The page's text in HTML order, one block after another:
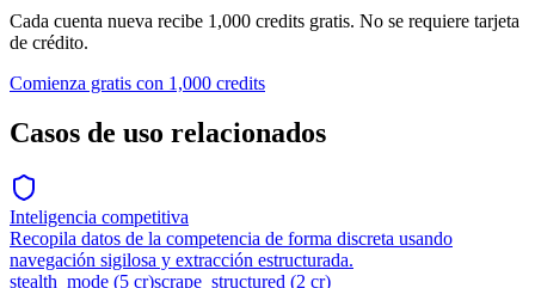
Cada cuenta nueva recibe 1,000 credits gratis. No se requiere tarjeta
de crédito.
Comienza gratis con 1,000 credits
Casos de uso relacionados
Inteligencia competitiva
Recopila datos de la competencia de forma discreta usando
navegación sigilosa y extracción estructurada.
stealth_mode (5 cr)scrape_structured (2 cr)